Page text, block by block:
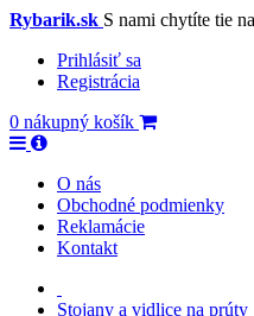
Rybarik.sk S nami chytíte tie
Prihlásiť sa
Registrácia
0 nákupný košík
O nás
Obchodné podmienky
Reklamácie
Kontakt
Stojany a vidlice na prúty